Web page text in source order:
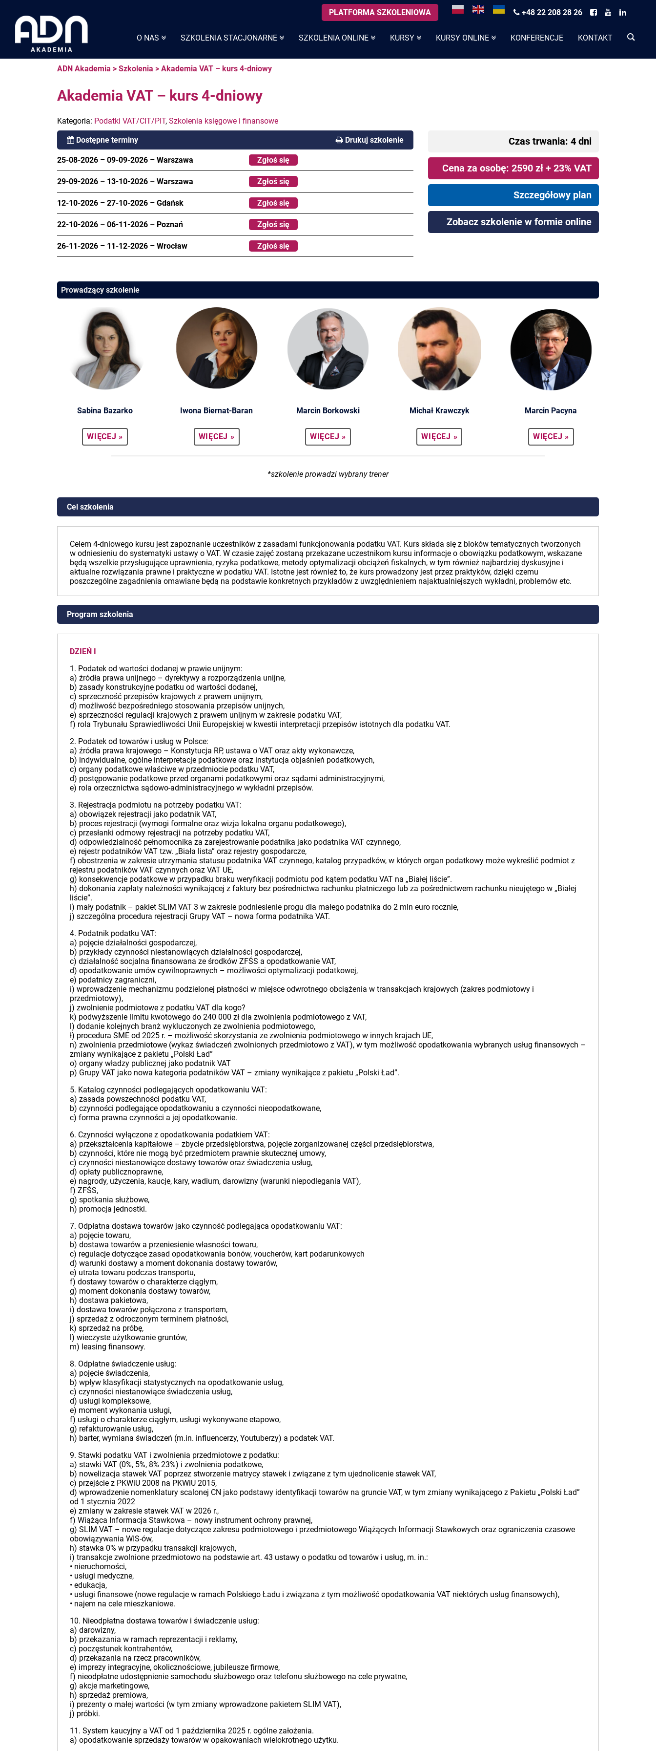
O NAS SZKOLENIA STACJONARNE SZKOLENIA ONLINE KURSY KURSY ONLINE KONFERENCJE KONTAKT
content
PLATFORMA SZKOLENIOWA +48 22 208 28 26
ADN Akademia > Szkolenia > Akademia VAT – kurs 4-dniowy
Akademia VAT – kurs 4-dniowy
Kategoria: Podatki VAT/CIT/PIT, Szkolenia księgowe i finansowe
Dostępne terminy Drukuj szkolenie
25-08-2026 – 09-09-2026 – Warszawa Zgłoś się
29-09-2026 – 13-10-2026 – Warszawa Zgłoś się
12-10-2026 – 27-10-2026 – Gdańsk Zgłoś się
22-10-2026 – 06-11-2026 – Poznań Zgłoś się
26-11-2026 – 11-12-2026 – Wrocław Zgłoś się
Czas trwania: 4 dni
Cena za osobę: 2590 zł + 23% VAT
Szczegółowy plan
Zobacz szkolenie w formie online
Prowadzący szkolenie
Sabina Bazarko Iwona Biernat-Baran Marcin Borkowski Michał Krawczyk Marcin Pacyna
WIĘCEJ » WIĘCEJ » WIĘCEJ » WIĘCEJ » WIĘCEJ »
*szkolenie prowadzi wybrany trener
Cel szkolenia
Celem 4-dniowego kursu jest zapoznanie uczestników z zasadami funkcjonowania podatku VAT. Kurs składa się z bloków tematycznych tworzonych
w odniesieniu do systematyki ustawy o VAT. W czasie zajęć zostaną przekazane uczestnikom kursu informacje o obowiązku podatkowym, wskazane
będą wszelkie przysługujące uprawnienia, ryzyka podatkowe, metody optymalizacji obciążeń fiskalnych, w tym również najbardziej dyskusyjne i
aktualne rozwiązania prawne i praktyczne w podatku VAT. Istotne jest również to, że kurs prowadzony jest przez praktyków, dzięki czemu
poszczególne zagadnienia omawiane będą na podstawie konkretnych przykładów z uwzględnieniem najaktualniejszych wykładni, problemów etc.
Program szkolenia
DZIEŃ I
1. Podatek od wartości dodanej w prawie unijnym:
a) źródła prawa unijnego – dyrektywy a rozporządzenia unijne,
b) zasady konstrukcyjne podatku od wartości dodanej,
c) sprzeczność przepisów krajowych z prawem unijnym,
d) możliwość bezpośredniego stosowania przepisów unijnych,
e) sprzeczności regulacji krajowych z prawem unijnym w zakresie podatku VAT,
f) rola Trybunału Sprawiedliwości Unii Europejskiej w kwestii interpretacji przepisów istotnych dla podatku VAT.
2. Podatek od towarów i usług w Polsce:
a) źródła prawa krajowego – Konstytucja RP, ustawa o VAT oraz akty wykonawcze,
b) indywidualne, ogólne interpretacje podatkowe oraz instytucja objaśnień podatkowych,
c) organy podatkowe właściwe w przedmiocie podatku VAT,
d) postępowanie podatkowe przed organami podatkowymi oraz sądami administracyjnymi,
e) rola orzecznictwa sądowo-administracyjnego w wykładni przepisów.
3. Rejestracja podmiotu na potrzeby podatku VAT:
a) obowiązek rejestracji jako podatnik VAT,
b) proces rejestracji (wymogi formalne oraz wizja lokalna organu podatkowego),
c) przesłanki odmowy rejestracji na potrzeby podatku VAT,
d) odpowiedzialność pełnomocnika za zarejestrowanie podatnika jako podatnika VAT czynnego,
e) rejestr podatników VAT tzw. „Biała lista” oraz rejestry gospodarcze,
f) obostrzenia w zakresie utrzymania statusu podatnika VAT czynnego, katalog przypadków, w których organ podatkowy może wykreślić podmiot z
rejestru podatników VAT czynnych oraz VAT UE,
g) konsekwencje podatkowe w przypadku braku weryfikacji podmiotu pod kątem podatku VAT na „Białej liście”.
h) dokonania zapłaty należności wynikającej z faktury bez pośrednictwa rachunku płatniczego lub za pośrednictwem rachunku nieujętego w „Białej
liście”.
i) mały podatnik – pakiet SLIM VAT 3 w zakresie podniesienie progu dla małego podatnika do 2 mln euro rocznie,
j) szczególna procedura rejestracji Grupy VAT – nowa forma podatnika VAT.
4. Podatnik podatku VAT:
a) pojęcie działalności gospodarczej,
b) przykłady czynności niestanowiących działalności gospodarczej,
c) działalność socjalna finansowana ze środków ZFŚS a opodatkowanie VAT,
d) opodatkowanie umów cywilnoprawnych – możliwości optymalizacji podatkowej,
e) podatnicy zagraniczni,
i) wprowadzenie mechanizmu podzielonej płatności w miejsce odwrotnego obciążenia w transakcjach krajowych (zakres podmiotowy i
przedmiotowy),
j) zwolnienie podmiotowe z podatku VAT dla kogo?
k) podwyższenie limitu kwotowego do 240 000 zł dla zwolnienia podmiotowego z VAT,
l) dodanie kolejnych branż wykluczonych ze zwolnienia podmiotowego,
ł) procedura SME od 2025 r. – możliwość skorzystania ze zwolnienia podmiotowego w innych krajach UE,
n) zwolnienia przedmiotowe (wykaz świadczeń zwolnionych przedmiotowo z VAT), w tym możliwość opodatkowania wybranych usług finansowych –
zmiany wynikające z pakietu „Polski Ład”
o) organy władzy publicznej jako podatnik VAT
p) Grupy VAT jako nowa kategoria podatników VAT – zmiany wynikające z pakietu „Polski Ład”.
5. Katalog czynności podlegających opodatkowaniu VAT:
a) zasada powszechności podatku VAT,
b) czynności podlegające opodatkowaniu a czynności nieopodatkowane,
c) forma prawna czynności a jej opodatkowanie.
6. Czynności wyłączone z opodatkowania podatkiem VAT:
a) przekształcenia kapitałowe – zbycie przedsiębiorstwa, pojęcie zorganizowanej części przedsiębiorstwa,
b) czynności, które nie mogą być przedmiotem prawnie skutecznej umowy,
c) czynności niestanowiące dostawy towarów oraz świadczenia usług,
d) opłaty publicznoprawne,
e) nagrody, użyczenia, kaucje, kary, wadium, darowizny (warunki niepodlegania VAT),
f) ZFŚS,
g) spotkania służbowe,
h) promocja jednostki.
7. Odpłatna dostawa towarów jako czynność podlegająca opodatkowaniu VAT:
a) pojęcie towaru,
b) dostawa towarów a przeniesienie własności towaru,
c) regulacje dotyczące zasad opodatkowania bonów, voucherów, kart podarunkowych
d) warunki dostawy a moment dokonania dostawy towarów,
e) utrata towaru podczas transportu,
f) dostawy towarów o charakterze ciągłym,
g) moment dokonania dostawy towarów,
h) dostawa pakietowa,
i) dostawa towarów połączona z transportem,
j) sprzedaż z odroczonym terminem płatności,
k) sprzedaż na próbę,
l) wieczyste użytkowanie gruntów,
m) leasing finansowy.
8. Odpłatne świadczenie usług:
a) pojęcie świadczenia,
b) wpływ klasyfikacji statystycznych na opodatkowanie usług,
c) czynności niestanowiące świadczenia usług,
d) usługi kompleksowe,
e) moment wykonania usługi,
f) usługi o charakterze ciągłym, usługi wykonywane etapowo,
g) refakturowanie usług,
h) barter, wymiana świadczeń (m.in. influencerzy, Youtuberzy) a podatek VAT.
9. Stawki podatku VAT i zwolnienia przedmiotowe z podatku:
a) stawki VAT (0%, 5%, 8% 23%) i zwolnienia podatkowe,
b) nowelizacja stawek VAT poprzez stworzenie matrycy stawek i związane z tym ujednolicenie stawek VAT,
c) przejście z PKWiU 2008 na PKWiU 2015,
d) wprowadzenie nomenklatury scalonej CN jako podstawy identyfikacji towarów na gruncie VAT, w tym zmiany wynikającego z Pakietu „Polski Ład”
od 1 stycznia 2022
e) zmiany w zakresie stawek VAT w 2026 r.,
f) Wiążąca Informacja Stawkowa – nowy instrument ochrony prawnej,
g) SLIM VAT – nowe regulacje dotyczące zakresu podmiotowego i przedmiotowego Wiążących Informacji Stawkowych oraz ograniczenia czasowe
obowiązywania WIS-ów,
h) stawka 0% w przypadku transakcji krajowych,
i) transakcje zwolnione przedmiotowo na podstawie art. 43 ustawy o podatku od towarów i usług, m. in.:
• nieruchomości,
• usługi medyczne,
• edukacja,
• usługi finansowe (nowe regulacje w ramach Polskiego Ładu i związana z tym możliwość opodatkowania VAT niektórych usług finansowych),
• najem na cele mieszkaniowe.
10. Nieodpłatna dostawa towarów i świadczenie usług:
a) darowizny,
b) przekazania w ramach reprezentacji i reklamy,
c) poczęstunek kontrahentów,
d) przekazania na rzecz pracowników,
e) imprezy integracyjne, okolicznościowe, jubileusze firmowe,
f) nieodpłatne udostępnienie samochodu służbowego oraz telefonu służbowego na cele prywatne,
g) akcje marketingowe,
h) sprzedaż premiowa,
i) prezenty o małej wartości (w tym zmiany wprowadzone pakietem SLIM VAT),
j) próbki.
11. System kaucyjny a VAT od 1 października 2025 r. ogólne założenia.
a) opodatkowanie sprzedaży towarów w opakowaniach wielokrotnego użytku.